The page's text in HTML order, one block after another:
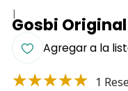
|
Gosbi
Agregar a la
1